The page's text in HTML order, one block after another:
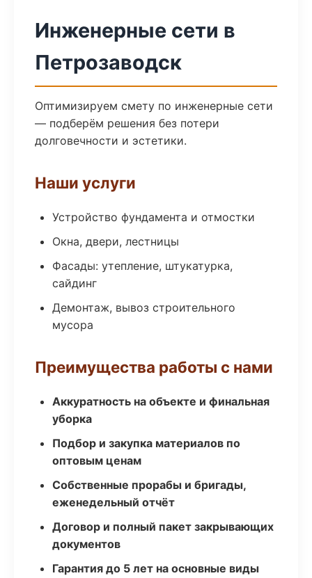
Инженерные сети в
Петрозаводск
Оптимизируем смету по инженерные сети
— подберём решения без потери
долговечности и эстетики.
Наши услуги
Устройство фундамента и отмостки
Окна, двери, лестницы
Фасады: утепление, штукатурка,
сайдинг
Демонтаж, вывоз строительного
мусора
Преимущества работы с нами
Аккуратность на объекте и финальная
уборка
Подбор и закупка материалов по
оптовым ценам
Собственные прорабы и бригады,
еженедельный отчёт
Договор и полный пакет закрывающих
документов
Гарантия до 5 лет на основные виды